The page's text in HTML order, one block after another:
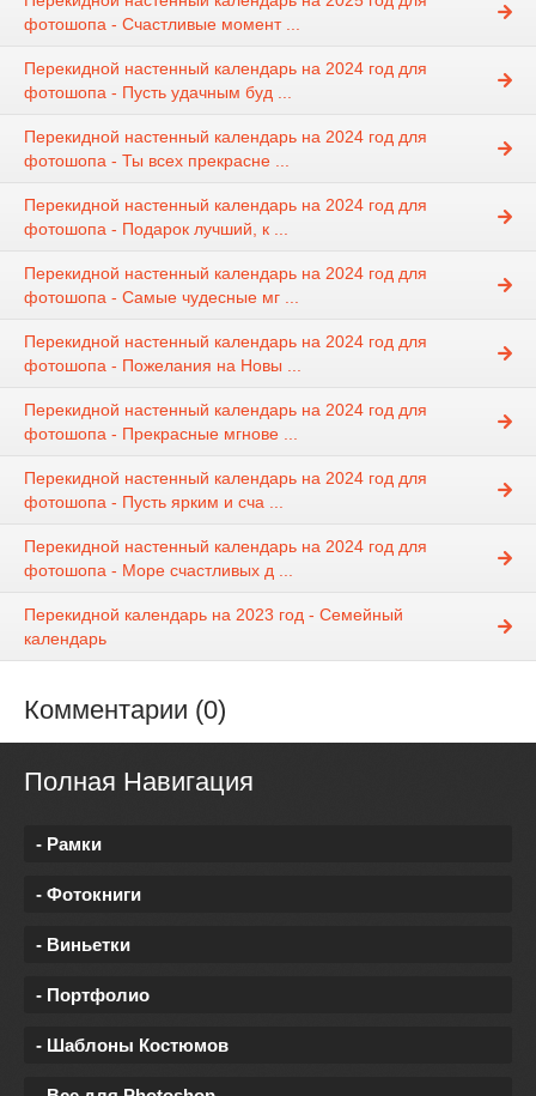
фотошопа - Счастливые момент ...
Перекидной настенный календарь на 2024 год для
фотошопа - Пусть удачным буд ...
Перекидной настенный календарь на 2024 год для
фотошопа - Ты всех прекрасне ...
Перекидной настенный календарь на 2024 год для
фотошопа - Подарок лучший, к ...
Перекидной настенный календарь на 2024 год для
фотошопа - Самые чудесные мг ...
Перекидной настенный календарь на 2024 год для
фотошопа - Пожелания на Новы ...
Перекидной настенный календарь на 2024 год для
фотошопа - Прекрасные мгнове ...
Перекидной настенный календарь на 2024 год для
фотошопа - Пусть ярким и сча ...
Перекидной настенный календарь на 2024 год для
фотошопа - Море счастливых д ...
Перекидной календарь на 2023 год - Семейный
календарь
Комментарии (0)
Полная Навигация
- Рамки
- Фотокниги
- Виньетки
- Портфолио
- Шаблоны Костюмов